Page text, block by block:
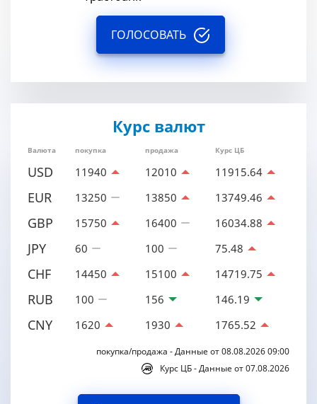
ГОЛОСОВАТЬ
Курс валют
Валюта покупка продажа Курс ЦБ
USD 11940 12010 11915.64
EUR 13250 13850 13749.46
GBP 15750 16400 16034.88
JPY 60 100 75.48
CHF 14450 15100 14719.75
RUB 100 156 146.19
CNY 1620 1930 1765.52
покупка/продажа - Данные от 08.08.2026 09:00
Курс ЦБ - Данные от 07.08.2026